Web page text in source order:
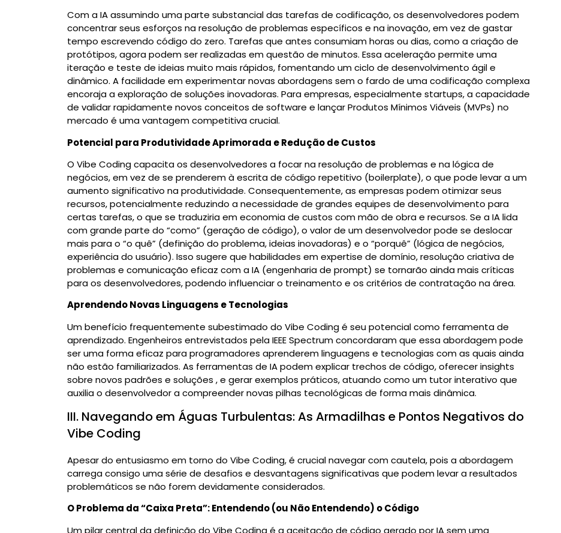
Com a IA assumindo uma parte substancial das tarefas de codificação, os desenvolvedores podem
concentrar seus esforços na resolução de problemas específicos e na inovação, em vez de gastar
tempo escrevendo código do zero. Tarefas que antes consumiam horas ou dias, como a criação de
protótipos, agora podem ser realizadas em questão de minutos. Essa aceleração permite uma
iteração e teste de ideias muito mais rápidos, fomentando um ciclo de desenvolvimento ágil e
dinâmico. A facilidade em experimentar novas abordagens sem o fardo de uma codificação complexa
encoraja a exploração de soluções inovadoras. Para empresas, especialmente startups, a capacidade
de validar rapidamente novos conceitos de software e lançar Produtos Mínimos Viáveis (MVPs) no
mercado é uma vantagem competitiva crucial.
Potencial para Produtividade Aprimorada e Redução de Custos
O Vibe Coding capacita os desenvolvedores a focar na resolução de problemas e na lógica de
negócios, em vez de se prenderem à escrita de código repetitivo (boilerplate), o que pode levar a um
aumento significativo na produtividade. Consequentemente, as empresas podem otimizar seus
recursos, potencialmente reduzindo a necessidade de grandes equipes de desenvolvimento para
certas tarefas, o que se traduziria em economia de custos com mão de obra e recursos. Se a IA lida
com grande parte do “como” (geração de código), o valor de um desenvolvedor pode se deslocar
mais para o “o quê” (definição do problema, ideias inovadoras) e o “porquê” (lógica de negócios,
experiência do usuário). Isso sugere que habilidades em expertise de domínio, resolução criativa de
problemas e comunicação eficaz com a IA (engenharia de prompt) se tornarão ainda mais críticas
para os desenvolvedores, podendo influenciar o treinamento e os critérios de contratação na área.
Aprendendo Novas Linguagens e Tecnologias
Um benefício frequentemente subestimado do Vibe Coding é seu potencial como ferramenta de
aprendizado. Engenheiros entrevistados pela IEEE Spectrum concordaram que essa abordagem pode
ser uma forma eficaz para programadores aprenderem linguagens e tecnologias com as quais ainda
não estão familiarizados. As ferramentas de IA podem explicar trechos de código, oferecer insights
sobre novos padrões e soluções , e gerar exemplos práticos, atuando como um tutor interativo que
auxilia o desenvolvedor a compreender novas pilhas tecnológicas de forma mais dinâmica.
III. Navegando em Águas Turbulentas: As Armadilhas e Pontos Negativos do
Vibe Coding
Apesar do entusiasmo em torno do Vibe Coding, é crucial navegar com cautela, pois a abordagem
carrega consigo uma série de desafios e desvantagens significativas que podem levar a resultados
problemáticos se não forem devidamente considerados.
O Problema da “Caixa Preta”: Entendendo (ou Não Entendendo) o Código
Um pilar central da definição do Vibe Coding é a aceitação de código gerado por IA sem uma